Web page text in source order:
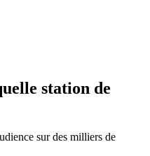
station de
sur des milliers de